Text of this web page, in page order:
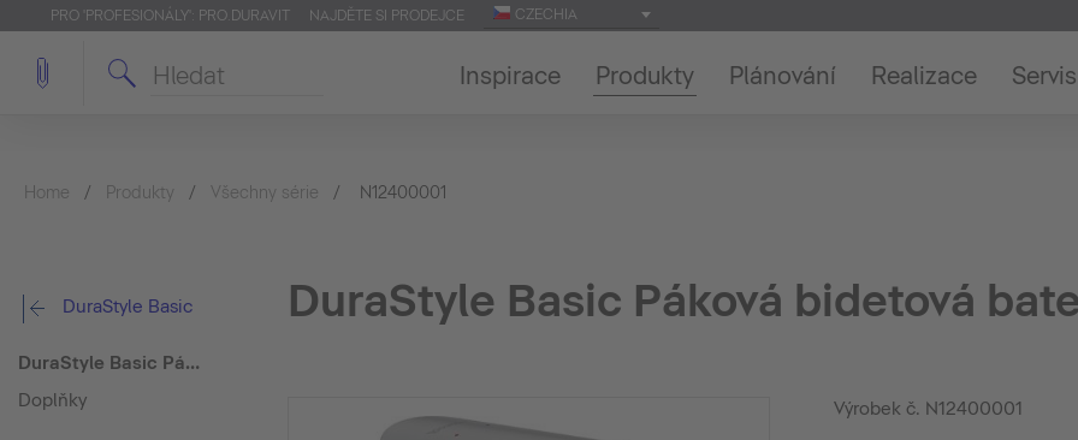
PRO 'PROFESIONÁLY': PRO.DURAVIT NAJDĚTE SI PRODEJCE CZECHIA
Inspirace Produkty Plánování Realizace Servis
Home Produkty Všechny série N12400001
DuraStyle Basic
DuraStyle Basic Páková bidetová baterie
Doplňky
DuraStyle Basic Páková bidetová
Výrobek č. N12400001